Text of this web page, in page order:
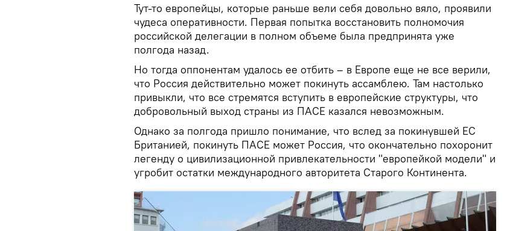
Тут-то европейцы, которые раньше вели себя довольно вяло, проявили
чудеса оперативности. Первая попытка восстановить полномочия
российской делегации в полном объеме была предпринята уже
полгода назад.
Но тогда оппонентам удалось ее отбить – в Европе еще не все верили,
что Россия действительно может покинуть ассамблею. Там настолько
привыкли, что все стремятся вступить в европейские структуры, что
добровольный выход страны из ПАСЕ казался невозможным.
Однако за полгода пришло понимание, что вслед за покинувшей ЕС
Британией, покинуть ПАСЕ может Россия, что окончательно похоронит
легенду о цивилизационной привлекательности "европейкой модели" и
угробит остатки международного авторитета Старого Континента.